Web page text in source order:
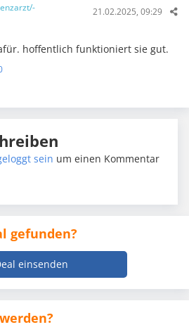
21.02.2025, 09:29
hoffentlich funktioniert sie gut.
sein um einen Kommentar
gefunden?
einsenden